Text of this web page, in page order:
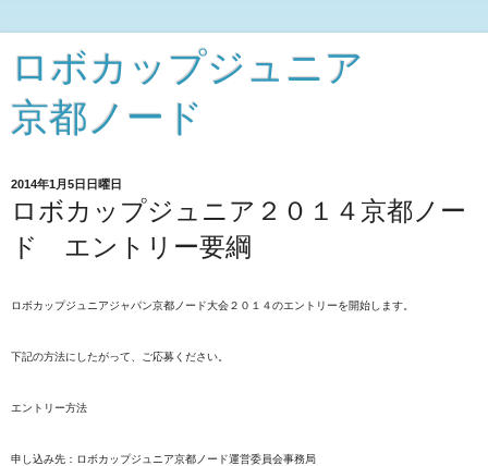
ロボカップジュニア
京都ノード
2014年1月5日日曜日
ロボカップジュニア２０１４京都ノー
ド エントリー要綱
ロボカップジュニアジャパン京都ノード大会２０１４のエントリーを開始します。
下記の方法にしたがって、ご応募ください。
エントリー方法
申し込み先：ロボカップジュニア京都ノード運営委員会事務局